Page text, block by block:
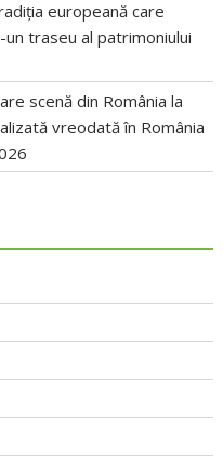
europeană care
traseu al patrimoniului
scenă din România la
vreodată în România